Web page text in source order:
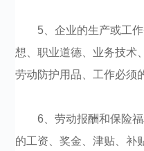
5、企业的生产或工
想、职业道德、业务技术
劳动防护用品、工作必须
6、劳动报酬和保险
的工资、奖金、津贴、补